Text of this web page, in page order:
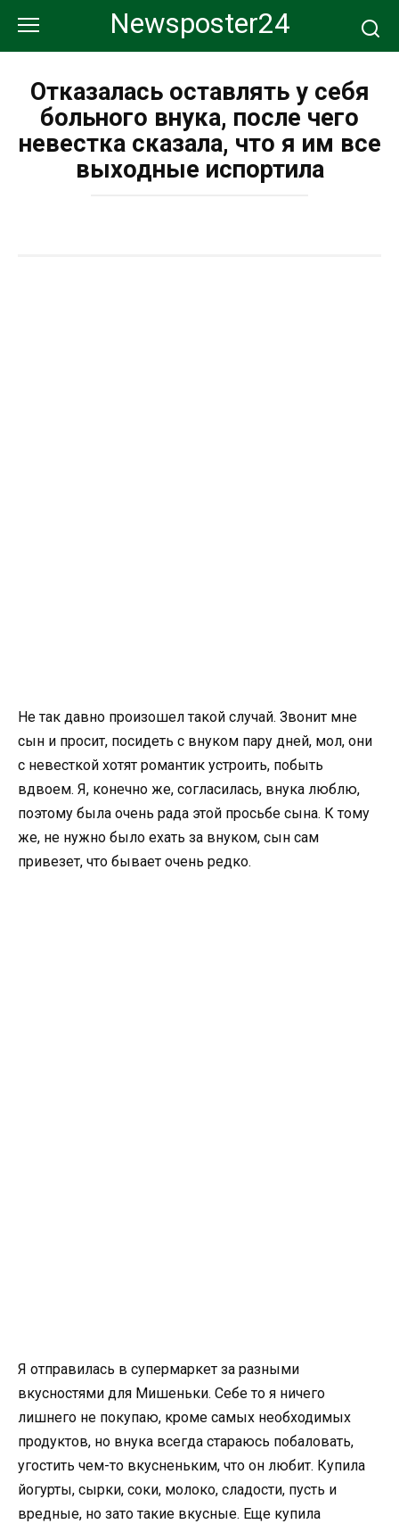
контенту
Newsposter24
Отказалась оставлять у себя
больного внука, после чего
невестка сказала, что я им все
выходные испортила
Не так давно произошел такой случай. Звонит мне
сын и просит, посидеть с внуком пару дней, мол, они
с невесткой хотят романтик устроить, побыть
вдвоем. Я, конечно же, согласилась, внука люблю,
поэтому была очень рада этой просьбе сына. К тому
же, не нужно было ехать за внуком, сын сам
привезет, что бывает очень редко.
Я отправилась в супермаркет за разными
вкусностями для Мишеньки. Себе то я ничего
лишнего не покупаю, кроме самых необходимых
продуктов, но внука всегда стараюсь побаловать,
угостить чем-то вкусненьким, что он любит. Купила
йогурты, сырки, соки, молоко, сладости, пусть и
вредные, но зато такие вкусные. Еще купила